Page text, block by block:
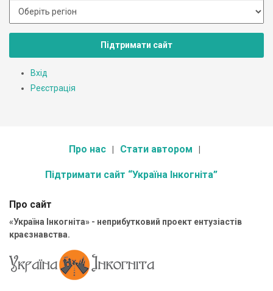
Підтримати сайт
Вхід
Реєстрація
Про нас Стати автором
Підтримати сайт “Україна Інкогніта”
Про сайт
«Україна Інкогніта» - неприбутковий проект ентузіастів
краєзнавства.